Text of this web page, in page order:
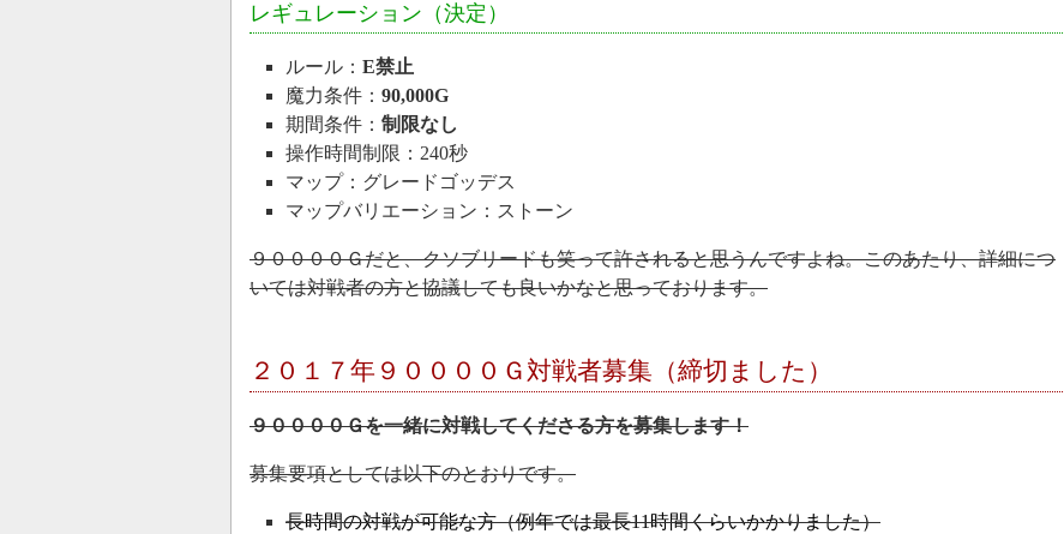
レギュレーション（決定）
ルール： E禁止
魔力条件： 90,000G
期間条件： 制限なし
操作時間制限：240秒
マップ：グレードゴッデス
マップバリエーション：ストーン
９００００Ｇだと、クソブリードも笑って許されると思うんですよね。このあたり、詳細につ
いては対戦者の方と協議しても良いかなと思っております。
２０１７年９００００Ｇ対戦者募集（締切ました）
９００００Ｇを一緒に対戦してくださる方を募集します！
募集要項としては以下のとおりです。
長時間の対戦が可能な方（例年では最長11時間くらいかかりました）